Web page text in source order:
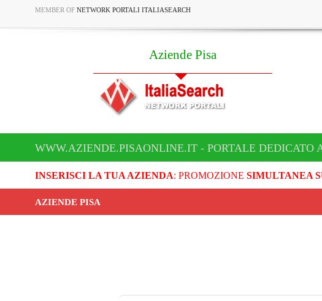
MEMBER OF NETWORK PORTALI ITALIASEARCH
Aziende Pisa
WWW.AZIENDE.PISAONLINE.IT - PORTALE DEDICATO
INSERISCI LA TUA AZIENDA: PROMOZIONE SIMULTANEA
AZIENDE PISA